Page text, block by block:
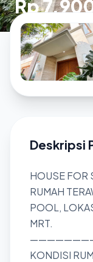
Rp
Deskripsi
HOUSE FOR
RUMAH
POOL,
MRT.
KONDISI